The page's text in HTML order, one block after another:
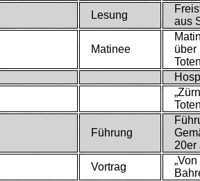
Lesung
aus
Matinee
über
Führung
20er
Vortrag